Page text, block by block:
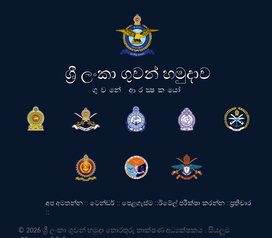
ශ්‍රී ලංකා ගුවන් හමුදාව
ගුවනේ ආරක්‍ෂකයෝ
අප අමතන්න :: ටෙන්ඩර් :: පෙළගැස්ම ::ඊමේල් පරීක්ෂා කරන්න ::ප්‍රතිචාර
::
© 2026 ශ්‍රී ලංකා ගුවන් හමුදා තොරතුරු තාක්ෂණ අධ්‍යක්ෂකය . සියලුම